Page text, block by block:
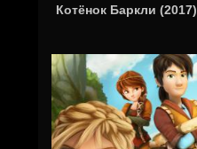
Котёнок Баркли (2017)